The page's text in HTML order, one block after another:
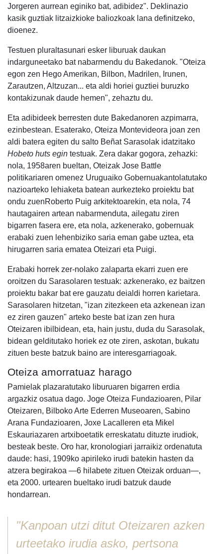
Jorgeren aurrean eginiko bat, adibidez". Deklinazio
kasik guztiak litzaizkioke baliozkoak lana definitzeko,
dioenez.
Testuen pluraltasunari esker liburuak daukan
indarguneetako bat nabarmendu du Bakedanok. "Oteiza
egon zen Hego Amerikan, Bilbon, Madrilen, Irunen,
Zarautzen, Altzuzan... eta aldi horiei guztiei buruzko
kontakizunak daude hemen", zehaztu du.
Eta adibideek berresten dute Bakedanoren azpimarra,
ezinbestean. Esaterako, Oteiza Montevideora joan zen
aldi batera egiten du salto Beñat Sarasolak idatzitako
Hobeto huts egin testuak. Zera dakar gogora, zehazki:
nola, 1958aren bueltan, Oteizak Jose Battle
politikariaren omenez Uruguaiko Gobernuakantolatutako
nazioarteko lehiaketa batean aurkezteko proiektu bat
ondu zuenRoberto Puig arkitektoarekin, eta nola, 74
hautagairen artean nabarmenduta, ailegatu ziren
bigarren fasera ere, eta nola, azkenerako, gobernuak
erabaki zuen lehenbiziko saria eman gabe uztea, eta
hirugarren saria ematea Oteizari eta Puigi.
Erabaki horrek zer-nolako zalaparta ekarri zuen ere
oroitzen du Sarasolaren testuak: azkenerako, ez baitzen
proiektu bakar bat ere gauzatu deialdi horren karietara.
Sarasolaren hitzetan, "izan zitezkeen eta azkenean izan
ez ziren gauzen" arteko beste bat izan zen hura
Oteizaren ibilbidean, eta, hain justu, duda du Sarasolak,
bidean gelditutako horiek ez ote ziren, askotan, bukatu
zituen beste batzuk baino are interesgarriagoak.
Oteiza amorratuaz harago
Pamielak plazaratutako liburuaren bigarren erdia
argazkiz osatua dago. Joge Oteiza Fundazioaren, Pilar
Oteizaren, Bilboko Arte Ederren Museoaren, Sabino
Arana Fundazioaren, Joxe Lacalleren eta Mikel
Eskauriazaren artxiboetatik erreskatatu dituzte irudiok,
besteak beste. Oro har, kronologiari jarraikiz ordenatuta
daude: hasi, 1909ko apirileko irudi batekin hasten da
atzera begirakoa —6 hilabete zituen Oteizak orduan—,
eta 2000. urtearen bueltako irudi batzuk daude
hondarrean.
"Kanpoan utzi ditut Oteizaren azken
urteetako irudia asko, pertsona